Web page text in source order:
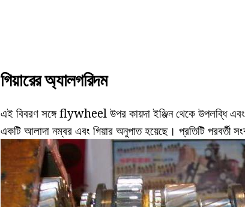
গিয়ারের অ্যালগরিদম
এই বিবরণ সঙ্গে flywheel উপর কায়দা ইঞ্জিন থেকে উপলব্ধি
একটি আলাদা নম্বর এবং গিয়ার অনুপাত হয়েছে। প্রতিটি পরবর্তী